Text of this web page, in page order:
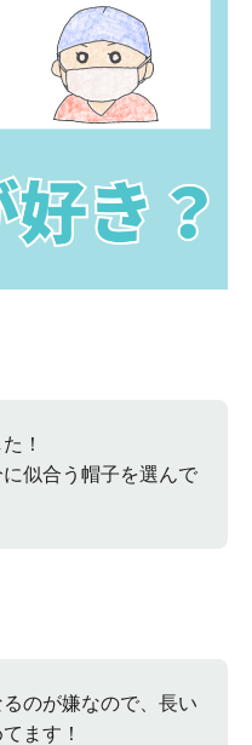
！
似合う帽子を選んで
のが嫌なので、長い
ます！